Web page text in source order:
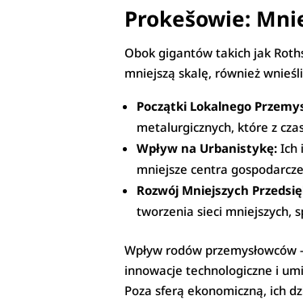
Prokešowie:
Obok gigantów takich jak
mniejszą skalę, również
Początki Lokalnego
metalurgicznych, które z
Wpływ na Urbanistykę: Ich
mniejsze centra
Rozwój Mniejszych
tworzenia sieci mniejszych,
Wpływ rodów
innowacje technologiczne i
Poza sferą ekonomiczną, ich